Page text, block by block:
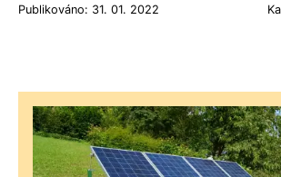
Publikováno: 31. 01. 2022